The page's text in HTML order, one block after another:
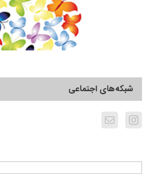
شبکه‌های اجتماعی